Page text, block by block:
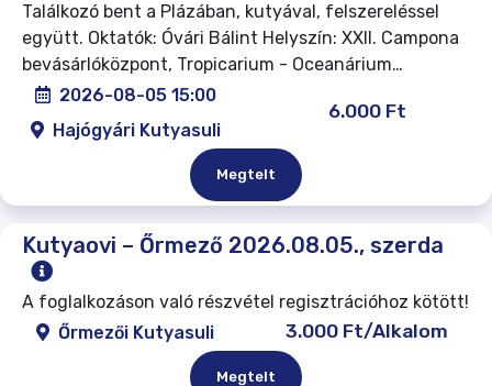
Találkozó bent a Plázában, kutyával, felszereléssel
együtt. Oktatók: Óvári Bálint Helyszín: XXII. Campona
bevásárlóközpont, Tropicarium - Oceanárium…
2026-08-05 15:00
Hajógyári Kutyasuli
6.000 Ft
Megtelt
Kutyaovi – Őrmező 2026.08.05., szerda
A foglalkozáson való részvétel regisztrációhoz kötött!
Őrmezői Kutyasuli
3.000 Ft/Alkalom
Megtelt